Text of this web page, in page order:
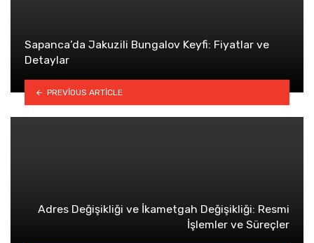
Sapanca’da Jakuzili Bungalov Keyfi: Fiyatlar ve
Detaylar
PREVIOUS ARTICLE
Adres Değişikliği ve İkametgah Değişikliği: Resmi
İşlemler ve Süreçler